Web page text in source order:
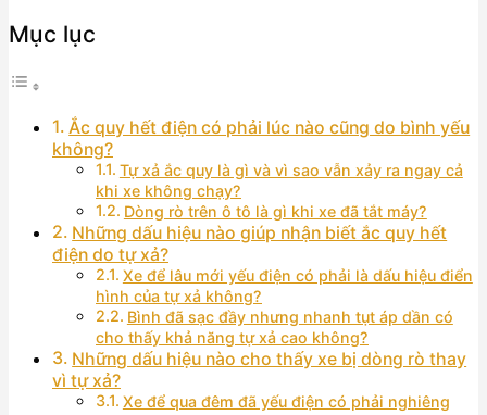
Mục lục
Ắc quy hết điện có phải lúc nào cũng do bình yếu
không?
Tự xả ắc quy là gì và vì sao vẫn xảy ra ngay cả
khi xe không chạy?
Dòng rò trên ô tô là gì khi xe đã tắt máy?
Những dấu hiệu nào giúp nhận biết ắc quy hết
điện do tự xả?
Xe để lâu mới yếu điện có phải là dấu hiệu điển
hình của tự xả không?
Bình đã sạc đầy nhưng nhanh tụt áp dần có
cho thấy khả năng tự xả cao không?
Những dấu hiệu nào cho thấy xe bị dòng rò thay
vì tự xả?
Xe để qua đêm đã yếu điện có phải nghiêng